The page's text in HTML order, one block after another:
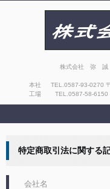
株式会社 弥 誠
本社 TEL. 0587-93-0270
工場
TEL. 0587-58-6150
特定商取引法に関する
会社名